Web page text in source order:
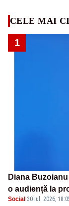
CELE MAI
1
Diana
o audiență la
neagă ca a
Social ·30 iul. 2026,